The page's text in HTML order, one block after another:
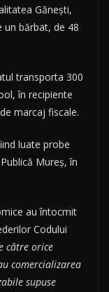
Gănești,
bărbat, de 48
transporta 300
în recipiente
marcaj fiscale.
luate probe
Mureş, în
au întocmit
Codului
către orice
comercializarea
supuse